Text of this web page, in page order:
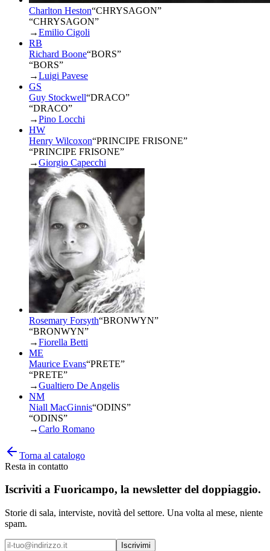
Charlton Heston“CHRYSAGON”
“CHRYSAGON”
→Emilio Cigoli
RB
Richard Boone“BORS”
“BORS”
→Luigi Pavese
GS
Guy Stockwell“DRACO”
“DRACO”
→Pino Locchi
HW
Henry Wilcoxon“PRINCIPE FRISONE”
“PRINCIPE FRISONE”
→Giorgio Capecchi
Rosemary Forsyth“BRONWYN”
“BRONWYN”
→Fiorella Betti
ME
Maurice Evans“PRETE”
“PRETE”
→Gualtiero De Angelis
NM
Niall MacGinnis“ODINS”
“ODINS”
→Carlo Romano
Torna al catalogo
Resta in contatto
Iscriviti a Fuoricampo, la newsletter del doppiaggio.
Storie di sala, interviste, novità del settore. Una volta al mese, niente
spam.
Iscrivimi